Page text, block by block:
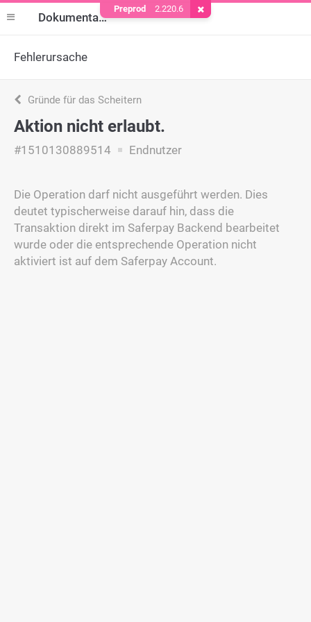
Dokumentation
Fehlerursache
Gründe für das Scheitern
Aktion nicht erlaubt.
#1510130889514 Endnutzer
Die Operation darf nicht ausgeführt werden. Dies
deutet typischerweise darauf hin, dass die
Transaktion direkt im Saferpay Backend bearbeitet
wurde oder die entsprechende Operation nicht
aktiviert ist auf dem Saferpay Account.
Preprod 2.220.6 Cookie entfernen